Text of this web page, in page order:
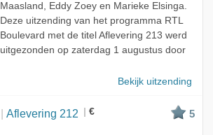
Maasland, Eddy Zoey en Marieke Elsinga.
Deze uitzending van het programma RTL
Boulevard met de titel Aflevering 213 werd
uitgezonden op zaterdag 1 augustus door
Bekijk uitzending
Aflevering 212 € 5